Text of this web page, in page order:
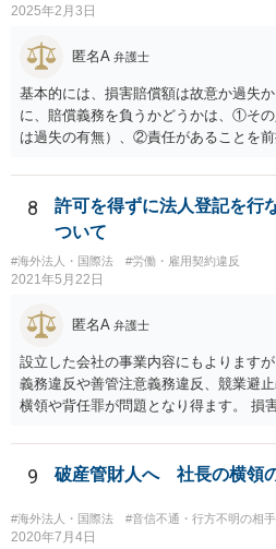
諾を受けない限り著作権侵害となる可能
2025年2月3日
匿名A 弁護士
基本的には、損害賠償額は故意か過失
に、賠償義務を負うかどうかは、①そ
は過失の有無）、②責任があることを
（厳密には、②の話の中で責任の範囲
ので事案次第ではありますが。）。 ま
には、まずどの法を適用するのかの問
ので、事案聞かないことにはなんともと
8
許可を得ずに法人登記を行
ついて
#海外法人・国際法 #労働・雇用契約違反
2021年5月22日
匿名A 弁護士
設立した会社の事業内容にもよります
義務違反や善管注意義務違反、競業避
横領や背任罪が問題となり得ます。 損
等、ご希望によって進め方や必要な証
かにお近くの法律事務所に直接ご相談
9 破産管財人へ 社長の横領
#海外法人・国際法 #音信不通・行方不明の相手
2020年7月4日